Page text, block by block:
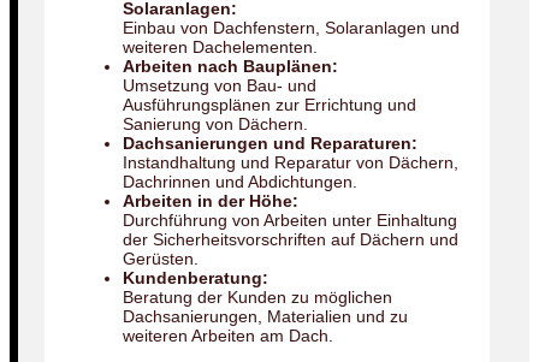
Solaranlagen:
Einbau von Dachfenstern, Solaranlagen und
weiteren Dachelementen.
Arbeiten nach Bauplänen:
Umsetzung von Bau- und
Ausführungsplänen zur Errichtung und
Sanierung von Dächern.
Dachsanierungen und Reparaturen:
Instandhaltung und Reparatur von Dächern,
Dachrinnen und Abdichtungen.
Arbeiten in der Höhe:
Durchführung von Arbeiten unter Einhaltung
der Sicherheitsvorschriften auf Dächern und
Gerüsten.
Kundenberatung:
Beratung der Kunden zu möglichen
Dachsanierungen, Materialien und zu
weiteren Arbeiten am Dach.